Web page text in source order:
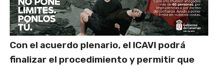
Con el acuerdo plenario, el ICAVI podrá
finalizar el procedimiento y permitir que